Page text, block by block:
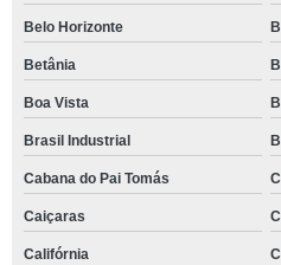
Belo Horizonte
Betânia
Boa Vista
Brasil Industrial
Cabana do Pai Tomás
Caiçaras
Califórnia